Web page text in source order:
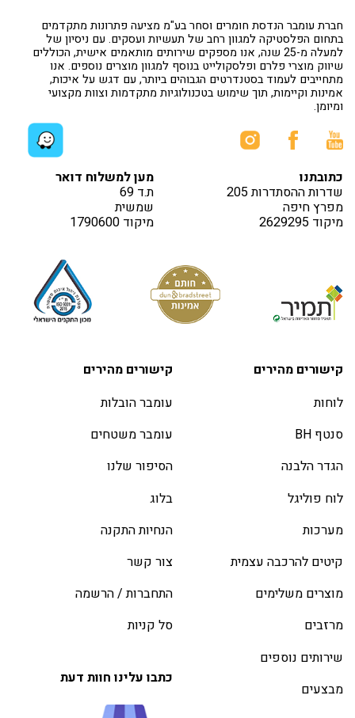
חברת עומבר הנדסת חומרים וסחר בע"מ מציעה פתרונות מתקדמים
בתחום הפלסטיקה למגוון רחב של תעשיות ועסקים. עם ניסיון של
למעלה מ-25 שנה, אנו מספקים שירותים מותאמים אישית, הכוללים
שיווק מוצרי פלרם ופלסקולייט בנוסף למגוון מוצרים נוספים. אנו
מתחייבים לעמוד בסטנדרטים הגבוהים ביותר, עם דגש על איכות,
אמינות וקיימות, תוך שימוש בטכנולוגיות מתקדמות וצוות מקצועי
ומיומן.
כתובתנו
שדרות ההסתדרות 205
מפרץ חיפה
מיקוד 2629295
מען למשלוח דואר
ת.ד 69
שמשית
מיקוד 1790600
קישורים מהירים
לוחות
סנטף BH
הגדר הלבנה
לוח פוליגל
מערכות
קיטים להרכבה עצמית
מוצרים משלימים
מרזבים
שירותים נוספים
מבצעים
קישורים מהירים
עומבר הובלות
עומבר משטחים
הסיפור שלנו
בלוג
הנחיות התקנה
צור קשר
התחברות / הרשמה
סל קניות
כתבו עלינו חוות דעת